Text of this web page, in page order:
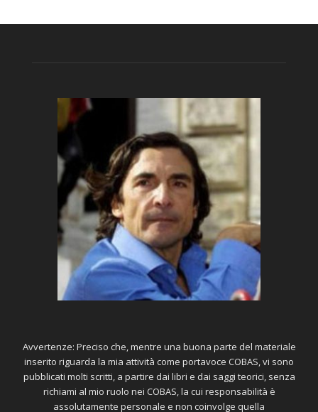
Avvertenze: Preciso che, mentre una buona parte del materiale
inserito riguarda la mia attività come portavoce COBAS, vi sono
pubblicati molti scritti, a partire dai libri e dai saggi teorici, senza
richiami al mio ruolo nei COBAS, la cui responsabilità è
assolutamente personale e non coinvolge quella